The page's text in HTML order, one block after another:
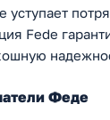
уступает
Fede
Феде